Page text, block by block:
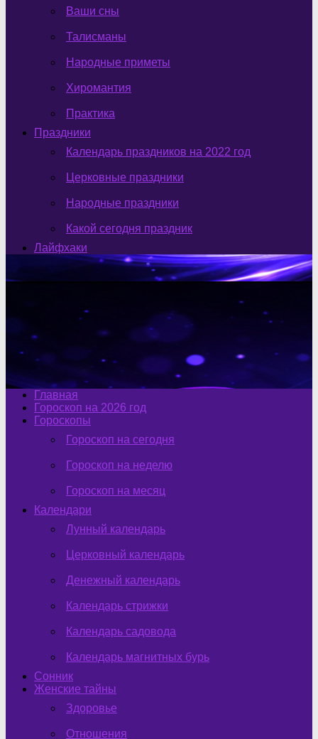
Ваши сны
Талисманы
Народные приметы
Хиромантия
Практика
Праздники
Календарь праздников на 2022 год
Церковные праздники
Народные праздники
Какой сегодня праздник
Лайфхаки
Главная
Гороскоп на 2026 год
Гороскопы
Гороскоп на сегодня
Гороскоп на неделю
Гороскоп на месяц
Календари
Лунный календарь
Церковный календарь
Денежный календарь
Календарь стрижки
Календарь садовода
Календарь магнитных бурь
Сонник
Женские тайны
Здоровье
Отношения